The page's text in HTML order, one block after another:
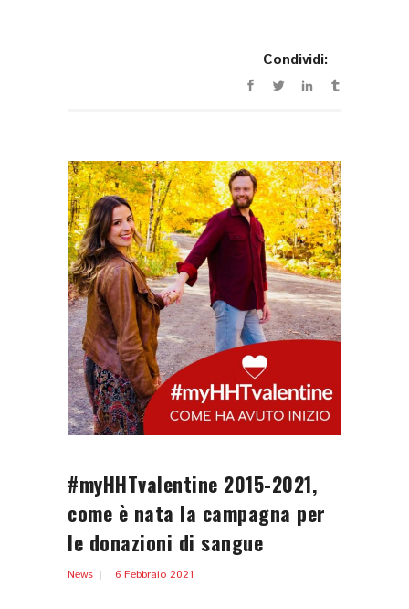
Condividi:
#myHHTvalentine 2015-2021,
come è nata la campagna per
le donazioni di sangue
News 6 Febbraio 2021